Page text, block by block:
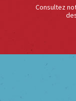
Consultez